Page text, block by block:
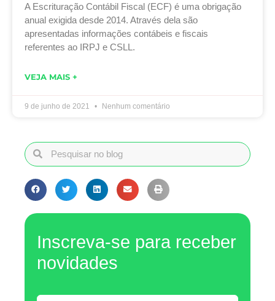
A Escrituração Contábil Fiscal (ECF) é uma obrigação
anual exigida desde 2014. Através dela são
apresentadas informações contábeis e fiscais
referentes ao IRPJ e CSLL.
VEJA MAIS +
9 de junho de 2021 Nenhum comentário
Inscreva-se para receber
novidades